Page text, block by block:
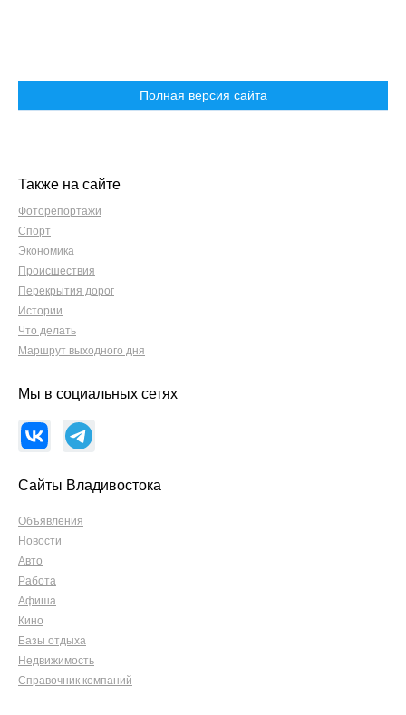
Полная версия сайта
Также на сайте
Фоторепортажи
Спорт
Экономика
Происшествия
Перекрытия дорог
Истории
Что делать
Маршрут выходного дня
Мы в социальных сетях
Сайты Владивостока
Объявления
Новости
Авто
Работа
Афиша
Кино
Базы отдыха
Недвижимость
Справочник компаний